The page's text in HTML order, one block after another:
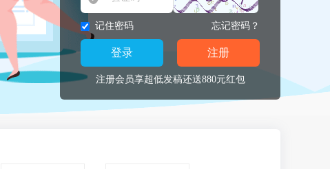
忘记密码？
记住密码
注册会员享超低发稿还送880元红包